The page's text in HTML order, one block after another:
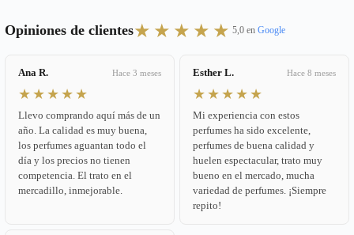
Opiniones de clientes★★★★★ 5,0 en Google
Ana R. Hace 3 meses
★★★★★
Llevo comprando aquí más de un
año. La calidad es muy buena,
los perfumes aguantan todo el
día y los precios no tienen
competencia. El trato en el
mercadillo, inmejorable.
Esther L. Hace 8 meses
★★★★★
Mi experiencia con estos
perfumes ha sido excelente,
perfumes de buena calidad y
huelen espectacular, trato muy
bueno en el mercado, mucha
variedad de perfumes. ¡Siempre
repito!